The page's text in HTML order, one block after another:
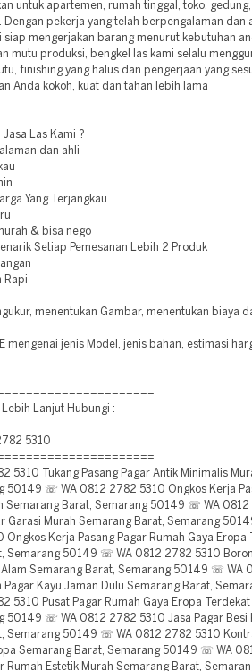
untuk apartemen, rumah tinggal, toko,
Dengan pekerja yang telah berpengalaman dan
siap mengerjakan barang menurut kebutuhan
mutu produksi, bengkel las kami selalu
finishing yang halus dan pengerjaan yang
Anda kokoh, kuat dan tahan lebih lama
Las Kami ?
dan ahli
Yang Terjangkau
& bisa nego
Setiap Pemesanan Lebih 2 Produk
Rapi
menentukan Gambar, menentukan biaya
mengenai jenis Model, jenis bahan, estimasi
Lanjut Hubungi :
5310
5310 Tukang Pasang Pagar Antik Minimalis
50149 ☏ WA 0812 2782 5310 Ongkos Kerja
Semarang Barat, Semarang 50149 ☏ WA
Garasi Murah Semarang Barat, Semarang
Ongkos Kerja Pasang Pagar Rumah Gaya Eropa
Semarang 50149 ☏ WA 0812 2782 5310
Alam Semarang Barat, Semarang 50149 ☏ WA
Pagar Kayu Jaman Dulu Semarang Barat,
5310 Pusat Pagar Rumah Gaya Eropa
50149 ☏ WA 0812 2782 5310 Jasa Pagar Besi
Semarang 50149 ☏ WA 0812 2782 5310
Semarang Barat, Semarang 50149 ☏ WA
Rumah Estetik Murah Semarang Barat,